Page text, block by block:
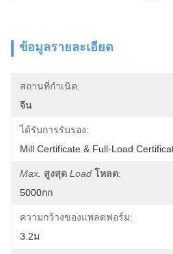
ข้อมูลรายละเอียด
สถานที่กำเนิด:
จีน
ได้รับการรับรอง:
Mill Certificate & Full-Load
Max. สูงสุด Load โหลด:
5000กก
ความกว้างของแพลตฟอร์ม:
3.2ม